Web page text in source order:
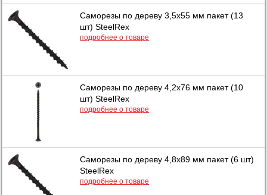
Саморезы по дереву 3,5х55 мм пакет (13
шт) SteelRex
подробнее о товаре
Саморезы по дереву 4,2х76 мм пакет (10
шт) SteelRex
подробнее о товаре
Саморезы по дереву 4,8х89 мм пакет (6 шт)
SteelRex
подробнее о товаре